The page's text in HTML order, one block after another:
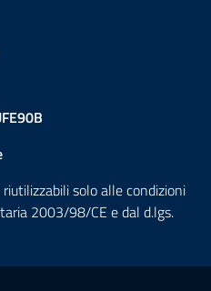
solo alle condizioni
2003/98/CE e dal d.lgs.